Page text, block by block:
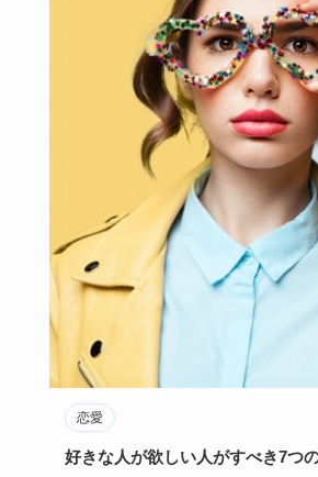
恋愛
好きな人が欲しい人がすべき7つ